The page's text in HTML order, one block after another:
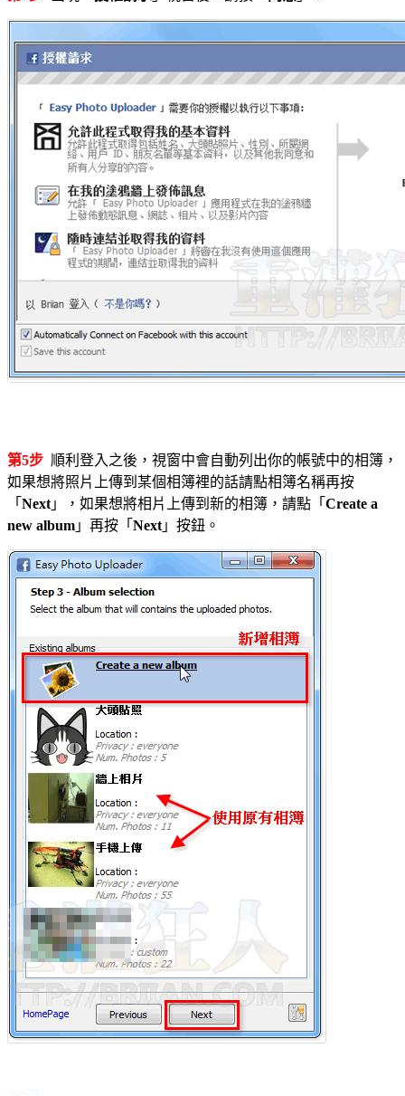
第5步 順利登入之後，視窗中會自動列出你的帳號中的相簿，
如果想將照片上傳到某個相簿裡的話請點相簿名稱再按
「 Next 」，如果想將相片上傳到新的相簿，請點「 Create a
new album 」再按「 Next 」按鈕。